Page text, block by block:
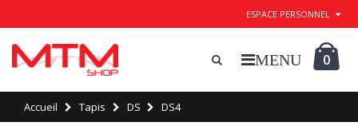
ESPACE PERSONNEL
0
Accueil Tapis DS DS4